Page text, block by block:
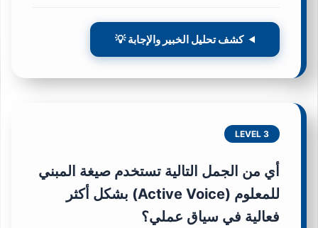
كشف تحليل الخبير والإجابة 💡
LEVEL 3
أي من الجمل التالية تستخدم صيغة المبني
للمعلوم (Active Voice) بشكل أكثر
فعالية في سياق عملي؟